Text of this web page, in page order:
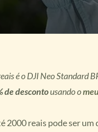
é o DJI Neo Standard
de descontousando o
2000 reais pode ser